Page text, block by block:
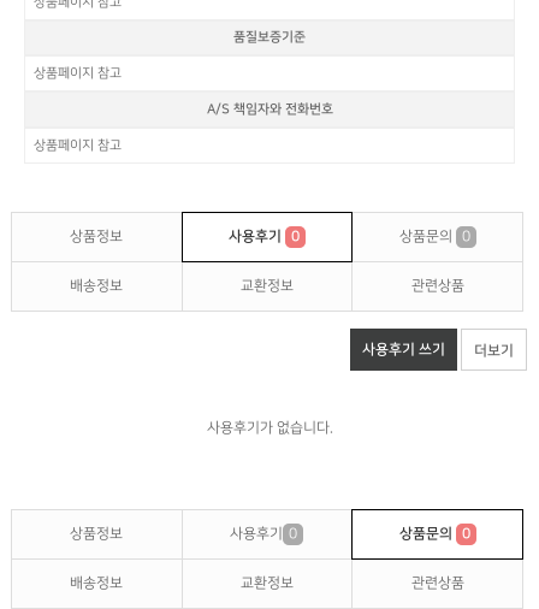
상품페이지 참고
품질보증기준
상품페이지 참고
A/S 책임자와 전화번호
상품페이지 참고
상품정보 사용후기 0 상품문의 0
배송정보 교환정보 관련상품
사용후기 쓰기 더보기
사용후기가 없습니다.
상품정보 사용후기 0 상품문의 0
배송정보 교환정보 관련상품